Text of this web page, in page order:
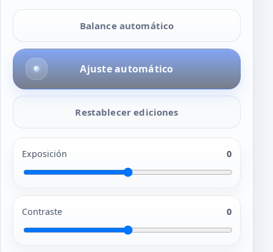
Balance automático
Ajuste automático
Restablecer ediciones
Exposición 0
Contraste 0